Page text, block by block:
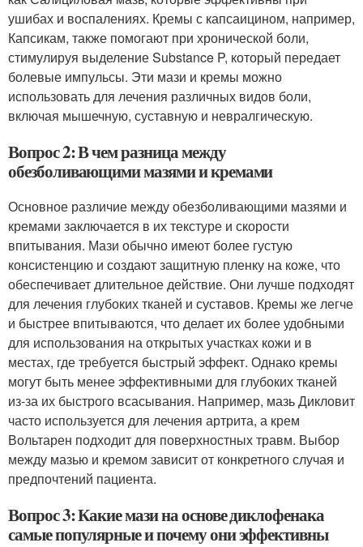
ушибах и воспалениях. Кремы с капсаицином, например,
Капсикам, также помогают при хронической боли,
стимулируя выделение Substance P, который передает
болевые импульсы. Эти мази и кремы можно
использовать для лечения различных видов боли,
включая мышечную, суставную и невралгическую.
Вопрос 2: В чем разница между
обезболивающими мазями и кремами
Основное различие между обезболивающими мазями и
кремами заключается в их текстуре и скорости
впитывания. Мази обычно имеют более густую
консистенцию и создают защитную пленку на коже, что
обеспечивает длительное действие. Они лучше подходят
для лечения глубоких тканей и суставов. Кремы же легче
и быстрее впитываются, что делает их более удобными
для использования на открытых участках кожи и в
местах, где требуется быстрый эффект. Однако кремы
могут быть менее эффективными для глубоких тканей
из-за их быстрого всасывания. Например, мазь Дикловит
часто используется для лечения артрита, а крем
Вольтарен подходит для поверхностных травм. Выбор
между мазью и кремом зависит от конкретного случая и
предпочтений пациента.
Вопрос 3: Какие мази на основе диклофенака
самые популярные и почему они эффективны